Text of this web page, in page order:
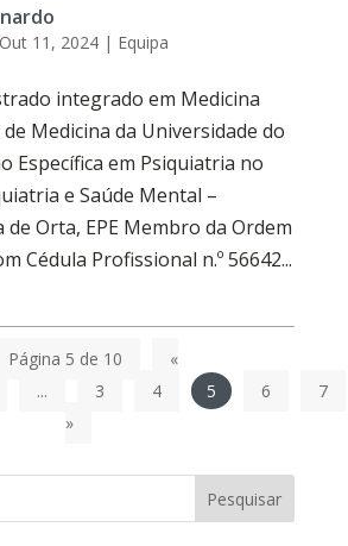
Out 11, 2024| Equipa
integrado em Medicina
de Medicina da Universidade do
Específica em Psiquiatria no
e Saúde Mental –
de Orta, EPE Membro da Ordem
Cédula Profissional n.º 56642...
Página 5 de 10
«
... 3 4 5 6
7
»
Pesquisar